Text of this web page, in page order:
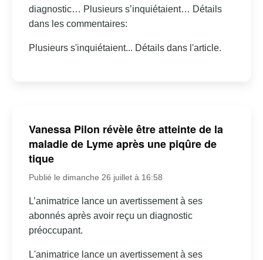
diagnostic… Plusieurs s’inquiétaient… Détails
dans les commentaires:
Plusieurs s'inquiétaient... Détails dans l'article.
Vanessa Pilon révèle être atteinte de la
maladie de Lyme après une piqûre de
tique
Publié le dimanche 26 juillet à 16:58
L’animatrice lance un avertissement à ses
abonnés après avoir reçu un diagnostic
préoccupant.
L'animatrice lance un avertissement à ses